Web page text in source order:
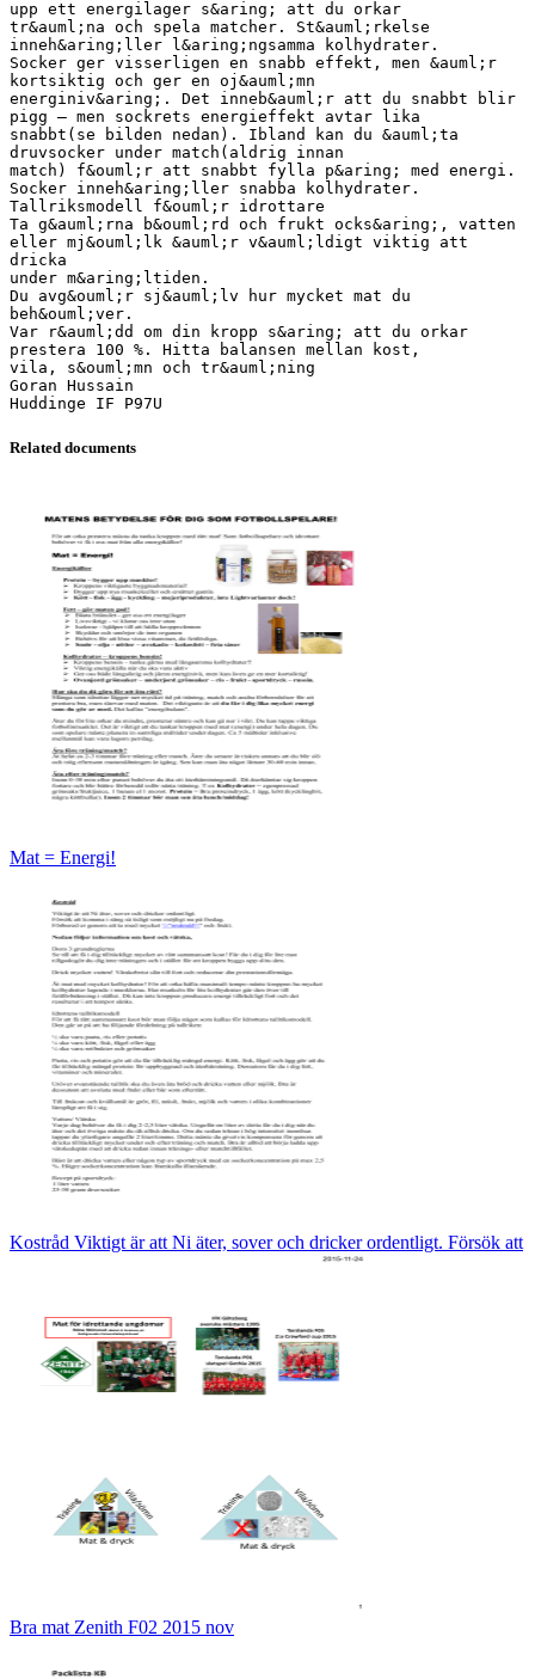
upp ett energilager s&aring; att du orkar
tr&auml;na och spela matcher. St&auml;rkelse
inneh&aring;ller l&aring;ngsamma kolhydrater.
Socker ger visserligen en snabb effekt, men &auml;r
kortsiktig och ger en oj&auml;mn
energiniv&aring;. Det inneb&auml;r att du snabbt blir
pigg – men sockrets energieffekt avtar lika
snabbt(se bilden nedan). Ibland kan du &auml;ta
druvsocker under match(aldrig innan
match) f&ouml;r att snabbt fylla p&aring; med energi.
Socker inneh&aring;ller snabba kolhydrater.
Tallriksmodell f&ouml;r idrottare
Ta g&auml;rna b&ouml;rd och frukt ocks&aring;, vatten
eller mj&ouml;lk &auml;r v&auml;ldigt viktig att
dricka
under m&aring;ltiden.
Du avg&ouml;r sj&auml;lv hur mycket mat du
beh&ouml;ver.
Var r&auml;dd om din kropp s&aring; att du orkar
prestera 100 %. Hitta balansen mellan kost,
vila, s&ouml;mn och tr&auml;ning
Goran Hussain
Related documents
Mat = Energi!
Kostråd Viktigt är att Ni äter, sover och dricker ordentligt. Försök att
Bra mat Zenith F02 2015 nov